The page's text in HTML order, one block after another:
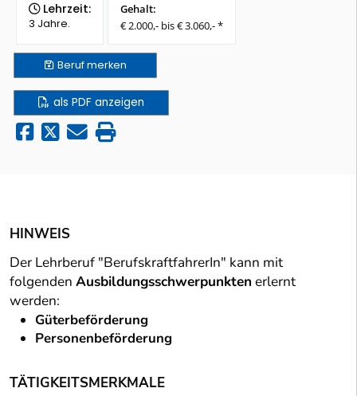
Lehrzeit:
3 Jahre.
Gehalt:
€ 2.000,- bis € 3.060,- *
Berufmerken
als PDF anzeigen
HINWEIS
Der Lehrberuf "BerufskraftfahrerIn" kann mit
folgenden Ausbildungsschwerpunkten erlernt
werden:
Güterbeförderung
Personenbeförderung
TÄTIGKEITSMERKMALE